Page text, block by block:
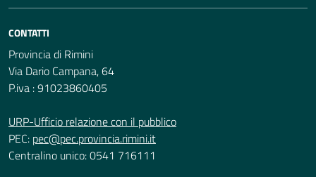
CONTATTI
Provincia di Rimini
Via Dario Campana, 64
P.iva : 91023860405
URP-Ufficio relazione con il pubblico
PEC: pec@pec.provincia.rimini.it
Centralino unico: 0541 716111